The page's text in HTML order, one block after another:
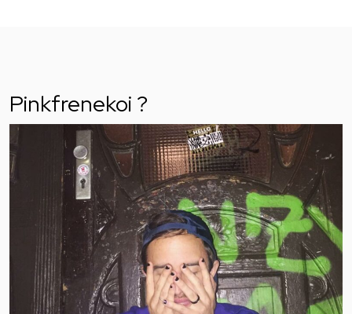
Pinkfrenekoi ?